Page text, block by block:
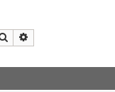
Suche